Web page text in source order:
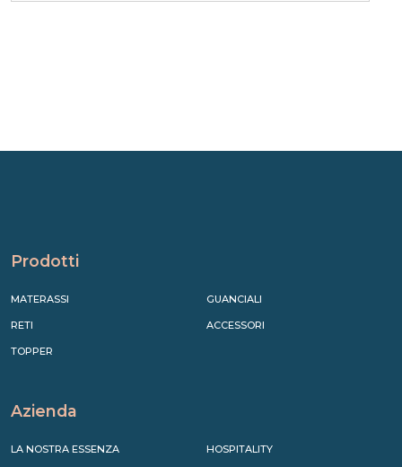
Prodotti
MATERASSI
RETI
TOPPER
GUANCIALI
ACCESSORI
Azienda
LA NOSTRA ESSENZA HOSPITALITY